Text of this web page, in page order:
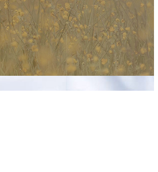
con relación a expropiaciones,